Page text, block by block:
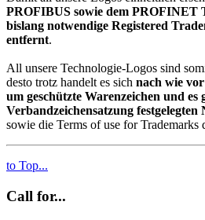
PROFIBUS sowie dem PROFINET
bislang notwendige Registered
entfernt.
All unsere Technologie-Logos sind
desto trotz handelt es sich nach wie
um geschützte Warenzeichen und
Verbandzeichensatzung
sowie die Terms of use for Trademarks
to Top...
Call for...